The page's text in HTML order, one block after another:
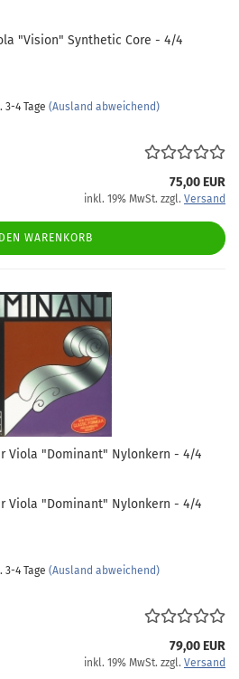
"Vision" Synthetic Core - 4/4
3-4 Tage (Ausland abweichend)
75,00 EUR
inkl. 19% MwSt. zzgl. Versand
WARENKORB
Viola "Dominant" Nylonkern - 4/4
Viola "Dominant" Nylonkern - 4/4
3-4 Tage (Ausland abweichend)
79,00 EUR
inkl. 19% MwSt. zzgl. Versand